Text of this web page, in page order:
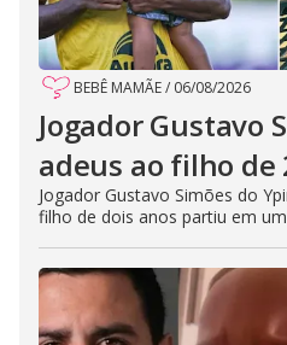
BEBÊ MAMÃE/ 06/08/2026
Jogador Gustavo
adeus ao filho de
Jogador Gustavo Simões do
filho de dois anos partiu em